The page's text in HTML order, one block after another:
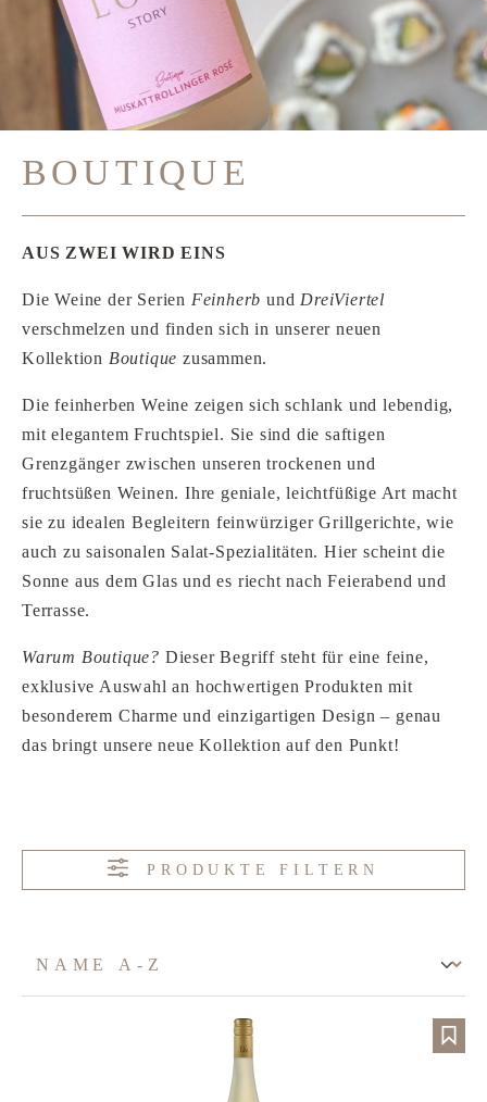
BOUTIQUE
AUS ZWEI WIRD EINS
Die Weine der Serien Feinherb und DreiViertel
verschmelzen und finden sich in unserer neuen
Kollektion Boutique zusammen.
Die feinherben Weine zeigen sich schlank und lebendig,
mit elegantem Fruchtspiel. Sie sind die saftigen
Grenzgänger zwischen unseren trockenen und
fruchtsüßen Weinen. Ihre geniale, leichtfüßige Art macht
sie zu idealen Begleitern feinwürziger Grillgerichte, wie
auch zu saisonalen Salat-Spezialitäten. Hier scheint die
Sonne aus dem Glas und es riecht nach Feierabend und
Terrasse.
Warum Boutique? Dieser Begriff steht für eine feine,
exklusive Auswahl an hochwertigen Produkten mit
besonderem Charme und einzigartigen Design – genau
das bringt unsere neue Kollektion auf den Punkt!
PRODUKTE FILTERN